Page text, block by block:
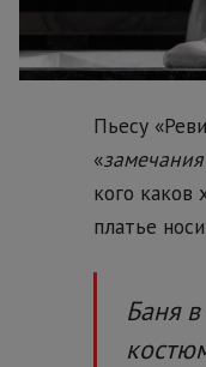
Пьесу
«
кого каков
платье
Баня